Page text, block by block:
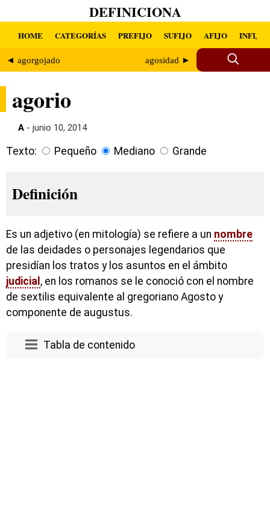
DEFINICIONA
HOME CATEGORÍAS PREFIJO SUFIJO AFIJO INFIJO
◄ agorgojado agosidad ►
agorio
A - junio 10, 2014
Texto: Pequeño Mediano Grande
Definición
Es un adjetivo (en mitología) se refiere a un nombre
de las deidades o personajes legendarios que
presidían los tratos y los asuntos en el ámbito
judicial , en los romanos se le conoció con el nombre
de sextilis equivalente al gregoriano Agosto y
componente de augustus.
Tabla de contenido